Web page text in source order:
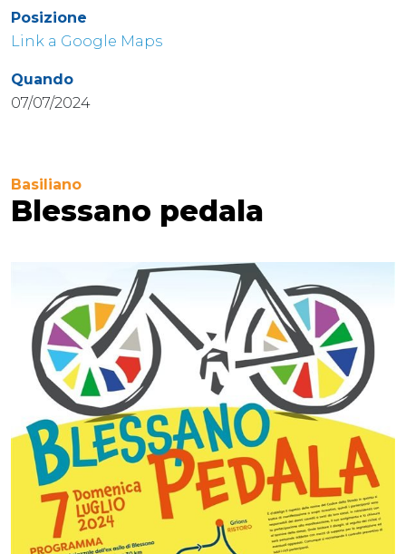
Posizione
Link a Google Maps
Quando
07/07/2024
Basiliano
Blessano pedala